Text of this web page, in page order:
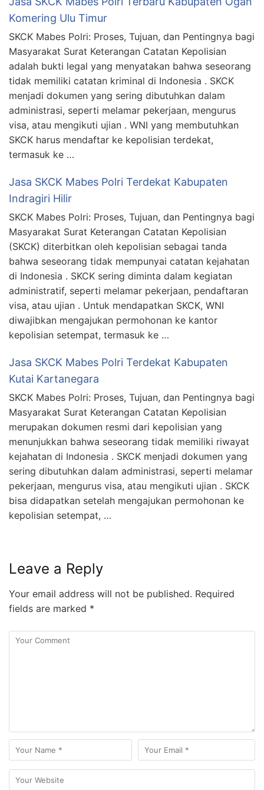
Komering Ulu Timur
SKCK Mabes Polri: Proses, Tujuan, dan Pentingnya bagi
Masyarakat Surat Keterangan Catatan Kepolisian
adalah bukti legal yang menyatakan bahwa seseorang
tidak memiliki catatan kriminal di Indonesia . SKCK
menjadi dokumen yang sering dibutuhkan dalam
administrasi, seperti melamar pekerjaan, mengurus
visa, atau mengikuti ujian . WNI yang membutuhkan
SKCK harus mendaftar ke kepolisian terdekat,
termasuk ke …
Jasa SKCK Mabes Polri Terdekat Kabupaten
Indragiri Hilir
SKCK Mabes Polri: Proses, Tujuan, dan Pentingnya bagi
Masyarakat Surat Keterangan Catatan Kepolisian
(SKCK) diterbitkan oleh kepolisian sebagai tanda
bahwa seseorang tidak mempunyai catatan kejahatan
di Indonesia . SKCK sering diminta dalam kegiatan
administratif, seperti melamar pekerjaan, pendaftaran
visa, atau ujian . Untuk mendapatkan SKCK, WNI
diwajibkan mengajukan permohonan ke kantor
kepolisian setempat, termasuk ke …
Jasa SKCK Mabes Polri Terdekat Kabupaten
Kutai Kartanegara
SKCK Mabes Polri: Proses, Tujuan, dan Pentingnya bagi
Masyarakat Surat Keterangan Catatan Kepolisian
merupakan dokumen resmi dari kepolisian yang
menunjukkan bahwa seseorang tidak memiliki riwayat
kejahatan di Indonesia . SKCK menjadi dokumen yang
sering dibutuhkan dalam administrasi, seperti melamar
pekerjaan, mengurus visa, atau mengikuti ujian . SKCK
bisa didapatkan setelah mengajukan permohonan ke
kepolisian setempat, …
Leave a Reply
Your email address will not be published. Required
fields are marked *